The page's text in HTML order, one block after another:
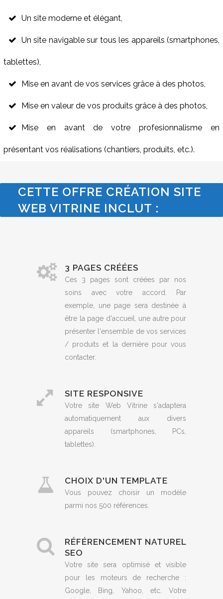
Un site moderne et élégant,
Un site navigable sur tous les appareils (smartphones,
tablettes),
Mise en avant de vos services grâce à des photos,
Mise en valeur de vos produits grâce à des photos,
Mise en avant de votre profesionnalisme en
présentant vos réalisations (chantiers, produits, etc.).
CETTE OFFRE CRÉATION SITE
WEB VITRINE INCLUT :
3 PAGES CRÉÉES
Ces 3 pages sont créées par nos
soins avec votre accord. Par
exemple, une page sera destinée à
être la page d'accueil, une autre pour
présenter l'ensemble de vos services
/ produits et la dernière pour vous
contacter.
SITE RESPONSIVE
Votre site Web Vitrine s'adaptera
automatiquement aux divers
appareils (smartphones, PCs,
tablettes).
CHOIX D'UN TEMPLATE
Vous pouvez choisir un modèle
parmi nos 500 références.
RÉFÉRENCEMENT NATUREL
SEO
Votre site sera optimisé et visible
pour les moteurs de recherche :
Google, Bing, Yahoo, etc. Votre